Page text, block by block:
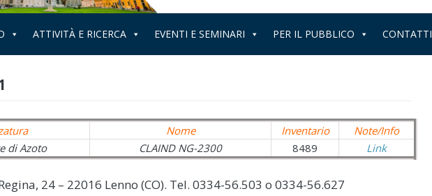
ATTIVITÀ E RICERCA EVENTI E SEMINARI PER IL PUBBLICO CONTATTI
Nome Inventario
Note/Info
di Azoto
CLAIND NG-2300 8489 Link
24 – 22016 Lenno (CO). Tel. 0334-56.503 o 0334-56.627